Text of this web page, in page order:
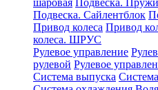
шаровая Подвеска.
Подвеска. Сайлентблок
Привод колеса Привод
колеса. ШРУС
Рулевое управление
рулевой Рулевое
Система выпуска